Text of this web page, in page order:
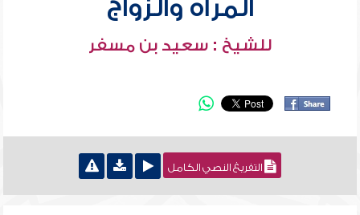
المرأة والزواج
للشيخ : سعيد بن مسفر
التفريغ النصي الكامل